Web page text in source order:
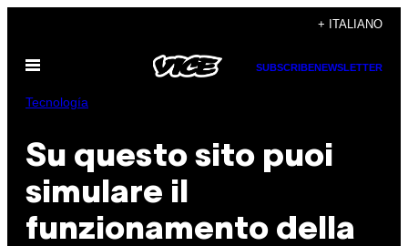
contenuto
+ ITALIANO
Apri
SUBSCRIBENEWSLETTER
Tecnología
Su questo sito puoi
simulare il
funzionamento della